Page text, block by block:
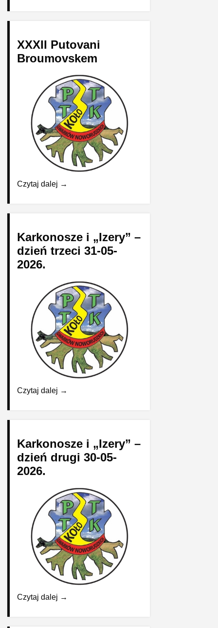
XXXII Putovani
Broumovskem
Czytaj dalej →
Karkonosze i „Izery” –
dzień trzeci 31-05-
2026.
Czytaj dalej →
Karkonosze i „Izery” –
dzień drugi 30-05-
2026.
Czytaj dalej →